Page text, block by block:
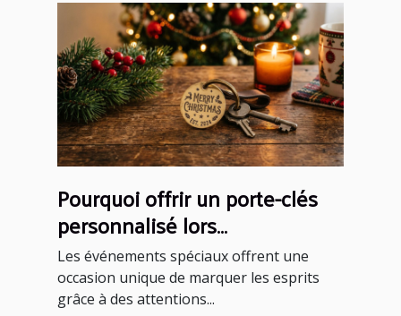
Pourquoi offrir un porte-clés
personnalisé lors
d'événements spéciaux ?
Les événements spéciaux offrent une
occasion unique de marquer les esprits
grâce à des attentions...